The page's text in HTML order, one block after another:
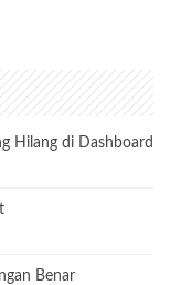
Hilang di Dashboard
Benar